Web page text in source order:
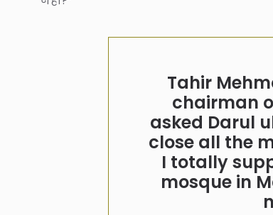
Tahir
chairman
asked Darul
close all the
I totally
mosque in